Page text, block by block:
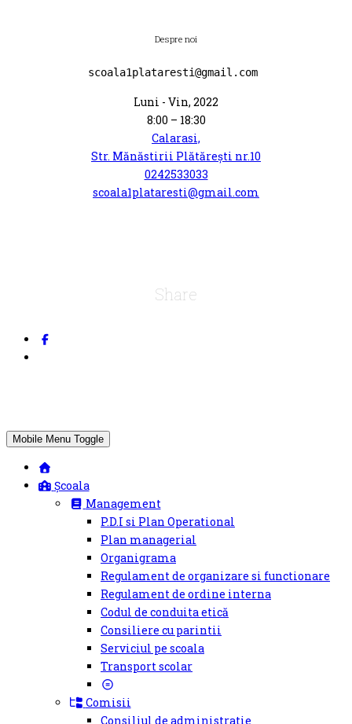
Despre noi
scoala1plataresti@gmail.com
Luni - Vin, 2022
8:00 – 18:30
Calarasi,
Str. Mănăstirii Plătărești nr.10
0242533033
scoala1plataresti@gmail.com
Share
Mobile Menu Toggle
Școala
Management
P.D.I si Plan Operational
Plan managerial
Organigrama
Regulament de organizare si functionare
Regulament de ordine interna
Codul de conduita etică
Consiliere cu parintii
Serviciul pe scoala
Transport scolar
Comisii
Consiliul de administratie